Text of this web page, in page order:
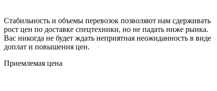
Стабильность и объемы перевозок позволяют нам сдерживать
рост цен по доставке спецтехники, но не падать ниже рынка.
Вас никогда не будет ждать неприятная неожиданность в виде
доплат и повышения цен.
Приемлемая цена